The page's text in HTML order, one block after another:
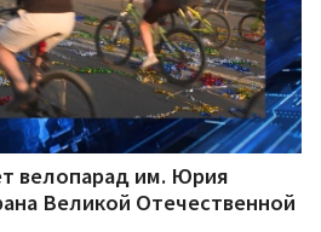
велопарад им. Юрия
Великой Отечественной